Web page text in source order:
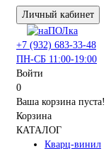
Личный кабинет
+7 (932) 683-33-48
ПН-СБ 11:00-19:00
Войти
0
Ваша корзина пуста!
Корзина
КАТАЛОГ
Кварц-винил